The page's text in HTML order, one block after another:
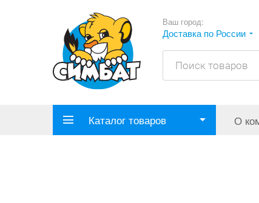
Ваш город:
Доставка по России
Каталог товаров О